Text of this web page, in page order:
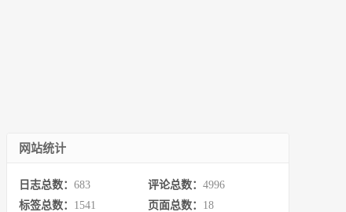
网站统计
日志总数： 683 评论总数： 4996
标签总数： 1541 页面总数： 18